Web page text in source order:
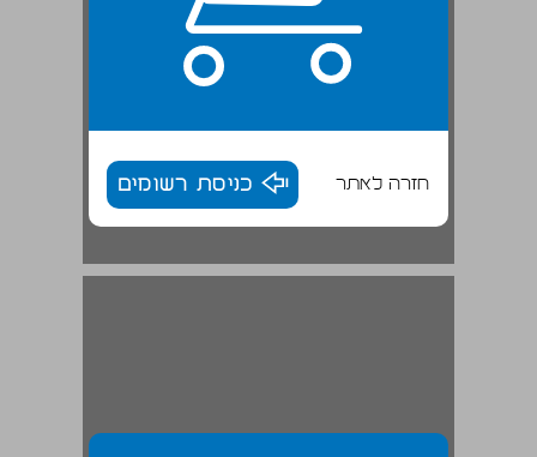
חזרה לאתר כניסת רשומים